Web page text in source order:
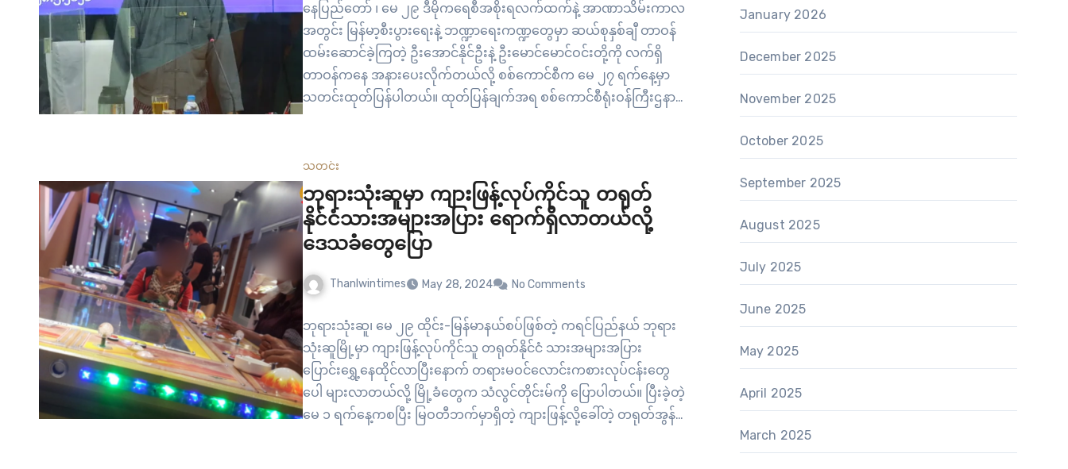
နေပြည်တော် ၊ မေ ၂၉ ဒီမိုကရေစီအစိုးရလက်ထက်နဲ့ အာဏာသိမ်းကာလ
အတွင်း မြန်မာ့စီးပွားရေးနဲ့ ဘဏ္ဍာရေးကဏ္ဍတွေမှာ ဆယ်စုနှစ်ချီ တာဝန်
ထမ်းဆောင်ခဲ့ကြတဲ့ ဦးအောင်နိုင်ဦးနဲ့ ဦးမောင်မောင်ဝင်းတို့ကို လက်ရှိ
တာဝန်ကနေ အနားပေးလိုက်တယ်လို့ စစ်ကောင်စီက မေ ၂၇ ရက်နေ့မှာ
သတင်းထုတ်ပြန်ပါတယ်။ ထုတ်ပြန်ချက်အရ စစ်ကောင်စီရုံးဝန်ကြီးဌနာ
ပုဒ်မ ၄၁၉…
သတင်း
ဘုရားသုံးဆူမှာ ကျားဖြန့်လုပ်ကိုင်သူ တရုတ်
နိုင်ငံသားအများအပြား ရောက်ရှိလာတယ်လို့
ဒေသခံတွေပြော
Thanlwintimes May 28, 2024 No Comments
ဘုရားသုံးဆူ၊ မေ ၂၉ ထိုင်း-မြန်မာနယ်စပ်ဖြစ်တဲ့ ကရင်ပြည်နယ် ဘုရား
သုံးဆူမြို့မှာ ကျားဖြန့်လုပ်ကိုင်သူ တရုတ်နိုင်ငံ သားအများအပြား
ပြောင်းရွှေ့နေထိုင်လာပြီးနောက် တရားမဝင်လောင်းကစားလုပ်ငန်းတွေ
ပေါ များလာတယ်လို့ မြို့ခံတွေက သံလွင်တိုင်းမ်ကို ပြောပါတယ်။ ပြီးခဲ့တဲ့
မေ ၁ ရက်နေ့ကစပြီး မြဝတီဘက်မှာရှိတဲ့ ကျားဖြန့်လို့ခေါ်တဲ့ တရုတ်အွန်
January 2026
December 2025
November 2025
October 2025
September 2025
August 2025
July 2025
June 2025
May 2025
April 2025
March 2025